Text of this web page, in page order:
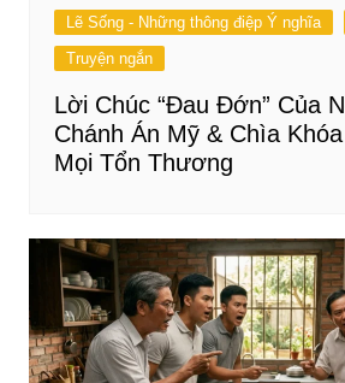
Lẽ Sống - Những thông điệp Ý nghĩa
Truyện ngắn
Lời Chúc “Đau Đớn” Của
Chánh Án Mỹ & Chìa
Mọi Tổn Thương